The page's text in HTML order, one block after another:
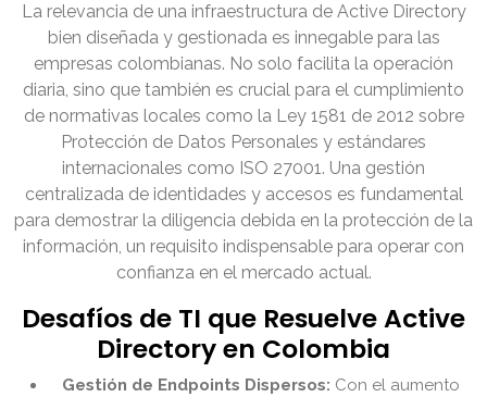
La relevancia de una infraestructura de Active Directory
bien diseñada y gestionada es innegable para las
empresas colombianas. No solo facilita la operación
diaria, sino que también es crucial para el cumplimiento
de normativas locales como la Ley 1581 de 2012 sobre
Protección de Datos Personales y estándares
internacionales como ISO 27001. Una gestión
centralizada de identidades y accesos es fundamental
para demostrar la diligencia debida en la protección de la
información, un requisito indispensable para operar con
confianza en el mercado actual.
Desafíos de TI que Resuelve Active
Directory en Colombia
Gestión de Endpoints Dispersos: Con el aumento